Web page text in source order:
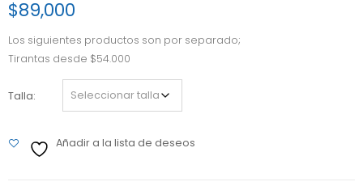
$89,000
Los siguientes productos son por separado;
Tirantas desde $54.000
Talla
Añadir a la lista de deseos